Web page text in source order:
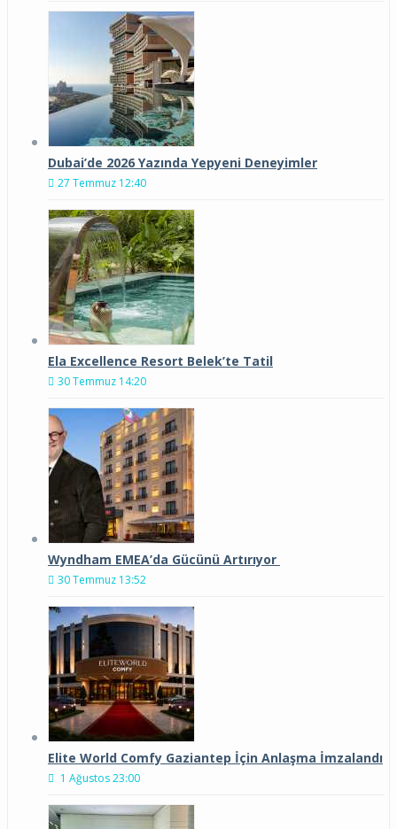
Dubai’de 2026 Yazında Yepyeni Deneyimler
27 Temmuz 12:40
Ela Excellence Resort Belek’te Tatil
30 Temmuz 14:20
Wyndham EMEA’da Gücünü Artırıyor
30 Temmuz 13:52
Elite World Comfy Gaziantep İçin Anlaşma İmzalandı
1 Ağustos 23:00